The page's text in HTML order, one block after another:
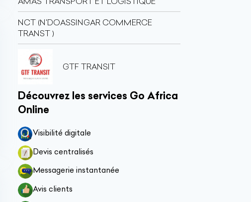
NCT (N'DOASSINGAR COMMERCE
TRANST )
GTF TRANSIT
Découvrez les services Go Africa
Online
Visibilité digitale
Devis centralisés
Messagerie instantanée
Avis clients